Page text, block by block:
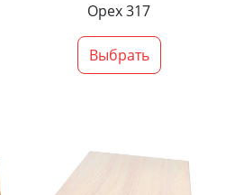
Орех 317
Выбрать